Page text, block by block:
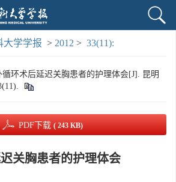
大学学报 > 2012 > 33(11):
循环术后延迟关胸患者的护理体会[J]. 昆明
PDF下载 ( 243 KB)
关胸患者的护理体会